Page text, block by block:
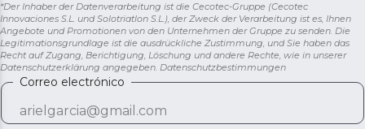
*Der Inhaber der Datenverarbeitung ist die Cecotec-Gruppe (Cecotec
Innovaciones S.L. und Solotriatlon S.L.), der Zweck der Verarbeitung ist es, Ihnen
Angebote und Promotionen von den Unternehmen der Gruppe zu senden. Die
Legitimationsgrundlage ist die ausdrückliche Zustimmung, und Sie haben das
Recht auf Zugang, Berichtigung, Löschung und andere Rechte, wie in unserer
Datenschutzerklärung angegeben. Datenschutzbestimmungen
Correo electrónico